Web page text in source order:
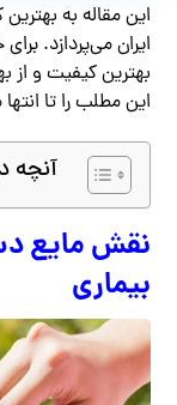
این مقاله به
ایران می‌پردازد.
بهترین کیفیت و از
این مطلب را تا
آنچه
نقش مایع
بیماری